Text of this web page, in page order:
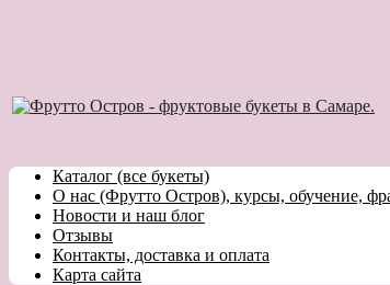
Каталог (все букеты)
О нас (Фрутто Остров), курсы, обучение,
Новости и наш блог
Отзывы
Контакты, доставка и оплата
Карта сайта